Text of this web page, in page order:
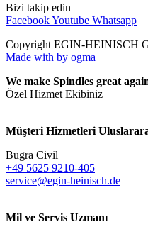
Bizi takip edin
FacebookYoutube Whatsapp
Copyright EGIN-HEINISCH
Made with by ogma
We make Spindles great
Özel Hizmet Ekibiniz
Müşteri Hizmetleri
Bugra Civil
+49 5625 9210-405
service@egin-heinisch.de
Mil ve Servis Uzmanı